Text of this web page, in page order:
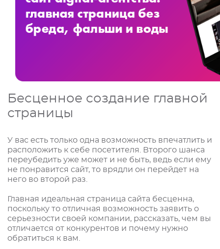
Бесценное создание главной
страницы
У вас есть только одна возможность впечатлить и
расположить к себе посетителя. Второго шанса
переубедить уже может и не быть, ведь если ему
не понравится сайт, то врядли он перейдет на
него во второй раз.
Главная идеальная страница сайта бесценна,
поскольку то отличная возможность заявить о
серьезности своей компании, рассказать, чем вы
отличается от конкурентов и почему нужно
обратиться к вам.